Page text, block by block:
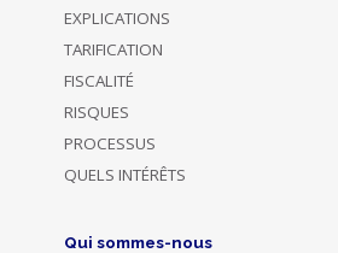
EXPLICATIONS
TARIFICATION
FISCALITÉ
RISQUES
PROCESSUS
QUELS INTÉRÊTS
Qui sommes-nous